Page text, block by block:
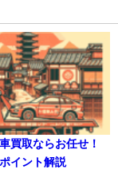
買取ならお任せ！
イント解説